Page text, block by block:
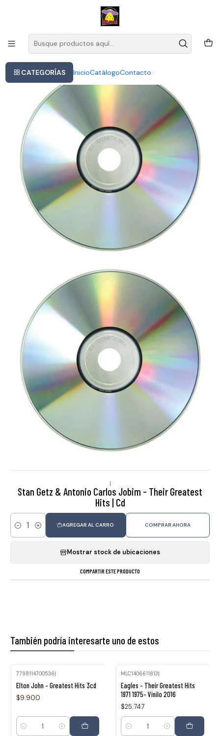
CATEGORÍAS InicioCatálogoContacto
Este es el texto del slide
|
Stan Getz & Antonio Carlos Jobim - Their Greatest
Hits | Cd
Cantidad
AGREGAR AL CARRO COMPRAR AHORA
Mostrar stock de ubicaciones
COMPARTIR ESTE PRODUCTO
También podría interesarte uno de estos
7798114700536|
Elton John - Greatest Hits 3cd
$9.900
Cantidad
MLC1406611813|
Eagles - Their Greatest Hits
1971 1975- Vinilo 2016
$25.747
Cantidad